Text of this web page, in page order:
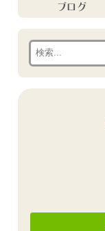
ブログ